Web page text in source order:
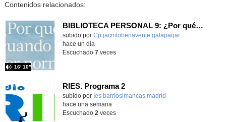
Contenidos relacionados:
BIBLIOTECA PERSONAL 9: ¿Por qué ser feliz cuando puedes ser normal?
Contenido educativo.
subido por Cp jacintobenavente galapagar
16′ 10″
-
hace un dia
Escuchado 7veces
RIES. Programa 2
Contenido educativo.
subido por Ies barriosimancas madrid
hace una semana
Escuchado 2 veces